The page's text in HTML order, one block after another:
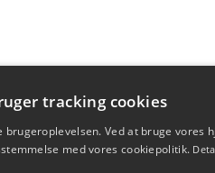
tracking cookies
Ved at bruge vores
med vores cookiepolitik.